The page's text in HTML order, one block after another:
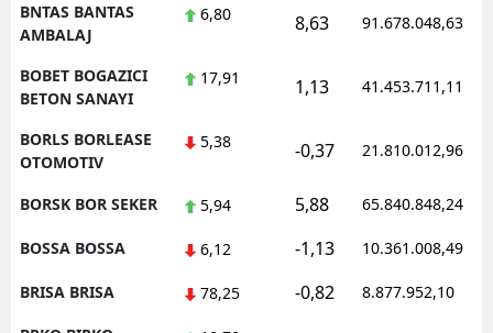
BNTAS BANTAS
AMBALAJ
6,80 8,63 91.678.048,63
BOBET BOGAZICI
BETON SANAYI
17,91 1,13 41.453.711,11
BORLS BORLEASE
OTOMOTIV
5,38 -0,37 21.810.012,96
BORSK BOR SEKER 5,94 5,88 65.840.848,24
BOSSA BOSSA 6,12 -1,13 10.361.008,49
BRISA BRISA 78,25 -0,82 8.877.952,10